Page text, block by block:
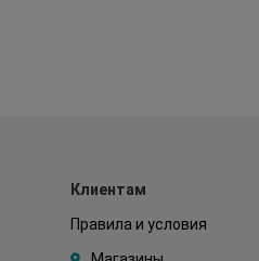
Клиентам
Правила и условия